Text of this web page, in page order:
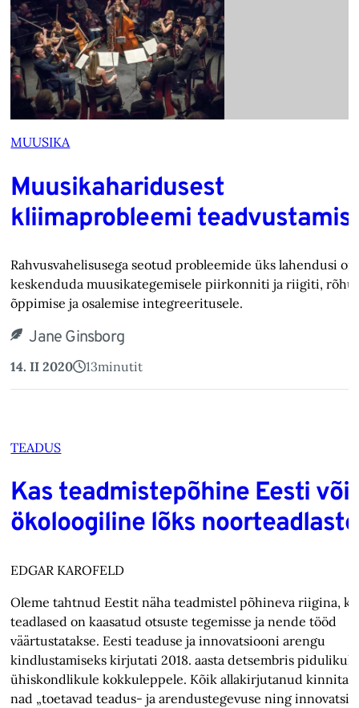
MUUSIKA
Muusikaharidusest
kliimaprobleemi
Rahvusvahelisusega seotud probleemide üks lahendusi on
keskenduda muusikategemisele piirkonniti ja riigiti,
õppimise ja osalemise integreeritusele.
Jane Ginsborg
14. II 2020 13minutit
TEADUS
Kas teadmistepõhine Eesti või
ökoloogiline lõks
EDGAR KAROFELD
Oleme tahtnud Eestit näha teadmistel põhineva riigina,
teadlased on kaasatud otsuste tegemisse ja nende tööd
väärtustatakse. Eesti teaduse ja innovatsiooni arengu
kindlustamiseks kirjutati 2018. aasta detsembris pidulikult
ühiskondlikule kokkuleppele. Kõik allakirjutanud
nad „toetavad teadus- ja arendustegevuse ning